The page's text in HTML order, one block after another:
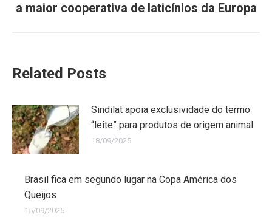
a maior cooperativa de laticínios da Europa
Related Posts
Sindilat apoia exclusividade do termo
“leite” para produtos de origem animal
18/09/2025
Brasil fica em segundo lugar na Copa América dos
Queijos
15/09/2025